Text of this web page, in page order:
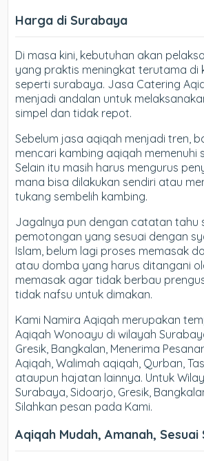
Harga di Surabaya
Di masa kini, kebutuhan akan
yang praktis meningkat terutama
seperti surabaya. Jasa Catering
menjadi andalan untuk
simpel dan tidak repot.
Sebelum jasa aqiqah menjadi tren,
mencari kambing aqiqah memenuhi
Selain itu masih harus mengurus
mana bisa dilakukan sendiri atau
tukang sembelih kambing.
Jagalnya pun dengan catatan tahu
pemotongan yang sesuai dengan
Islam, belum lagi proses memasak
atau domba yang harus ditangani
memasak agar tidak berbau
tidak nafsu untuk dimakan.
Kami Namira Aqiqah merupakan
Aqiqah Wonoayu di wilayah
Gresik, Bangkalan, Menerima
Aqiqah, Walimah aqiqah, Qurban,
ataupun hajatan lainnya. Untuk
Surabaya, Sidoarjo, Gresik,
Silahkan pesan pada Kami.
Aqiqah Mudah, Amanah, Sesuai